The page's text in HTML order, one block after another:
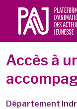
Accès à
Département